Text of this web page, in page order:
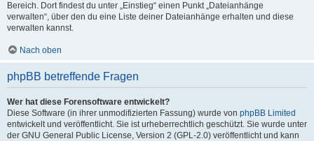
Bereich. Dort findest du unter „Einstieg“ einen Punkt „Dateianhänge
verwalten“, über den du eine Liste deiner Dateianhänge erhalten und diese
verwalten kannst.
Nach oben
phpBB betreffende Fragen
Wer hat diese Forensoftware entwickelt?
Diese Software (in ihrer unmodifizierten Fassung) wurde von phpBB Limited
entwickelt und veröffentlicht. Sie ist urheberrechtlich geschützt. Sie wurde unter
der GNU General Public License, Version 2 (GPL-2.0) veröffentlicht und kann